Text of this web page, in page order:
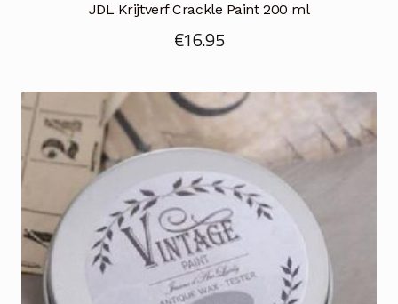
JDL Krijtverf Crackle Paint 200 ml
€16.95